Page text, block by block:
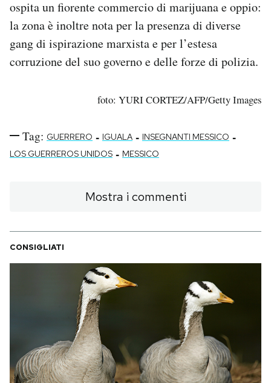
ospita un fiorente commercio di marijuana e oppio:
la zona è inoltre nota per la presenza di diverse
gang di ispirazione marxista e per l’estesa
corruzione del suo governo e delle forze di polizia.
foto: YURI CORTEZ/AFP/Getty Images
Tag: GUERRERO - IGUALA - INSEGNANTI MESSICO -
LOS GUERREROS UNIDOS - MESSICO
Mostra i commenti
CONSIGLIATI